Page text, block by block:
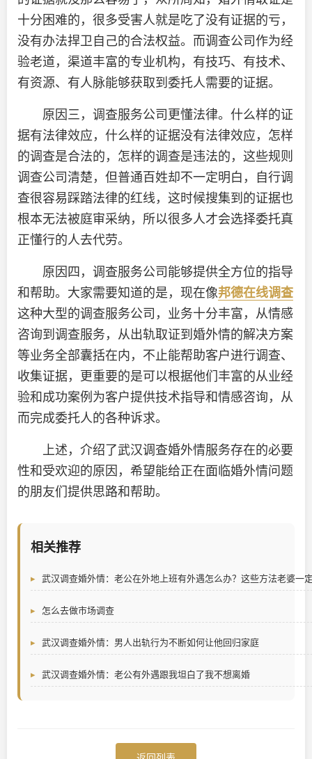
十分困难的，很多受害人就是吃了没有证据的亏，
没有办法捍卫自己的合法权益。而调查公司作为经
验老道，渠道丰富的专业机构，有技巧、有技术、
有资源、有人脉能够获取到委托人需要的证据。
原因三，调查服务公司更懂法律。什么样的证
据有法律效应，什么样的证据没有法律效应，怎样
的调查是合法的，怎样的调查是违法的，这些规则
调查公司清楚，但普通百姓却不一定明白，自行调
查很容易踩踏法律的红线，这时候搜集到的证据也
根本无法被庭审采纳，所以很多人才会选择委托真
正懂行的人去代劳。
原因四，调查服务公司能够提供全方位的指导
和帮助。大家需要知道的是，现在像邦德在线调查
这种大型的调查服务公司，业务十分丰富，从情感
咨询到调查服务，从出轨取证到婚外情的解决方案
等业务全部囊括在内，不止能帮助客户进行调查、
收集证据，更重要的是可以根据他们丰富的从业经
验和成功案例为客户提供技术指导和情感咨询，从
而完成委托人的各种诉求。
上述，介绍了武汉调查婚外情服务存在的必要
性和受欢迎的原因，希望能给正在面临婚外情问题
的朋友们提供思路和帮助。
相关推荐
武汉调查婚外情：老公在外地上班有外遇怎么办？这些方法老婆一
怎么去做市场调查
武汉调查婚外情：男人出轨行为不断如何让他回归家庭
武汉调查婚外情：老公有外遇跟我坦白了我不想离婚